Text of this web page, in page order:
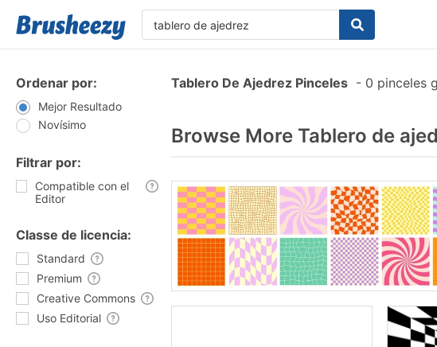
Ordenar por:
Mejor Resultado
Novísimo
Filtrar por:
Compatible con el
Editor
Classe de licencia:
Standard
Premium
Creative Commons
Uso Editorial
Tablero De Ajedrez Pinceles - 0 pinceles
Browse More Tablero de